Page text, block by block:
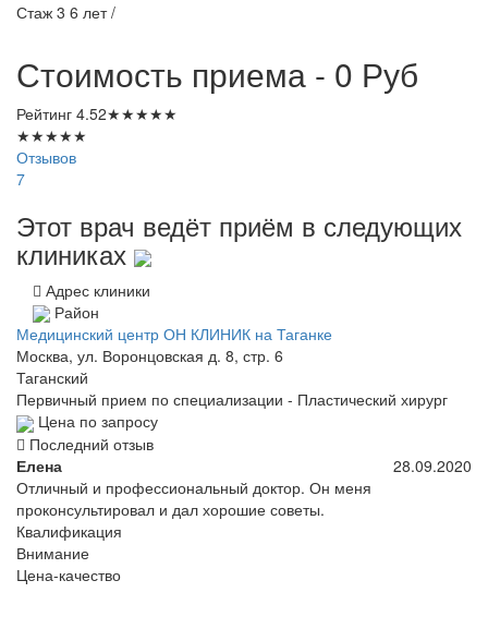
Стаж 3 6 лет /
Стоимость приема - 0 Руб
Рейтинг 4.52★★★★★
★★★★★
Отзывов
7
Этот врач ведёт приём в следующих
клиниках
Адрес клиники
Район
Медицинский центр ОН КЛИНИК на Таганке
Москва, ул. Воронцовская д. 8, стр. 6
Таганский
Первичный прием по специализации - Пластический хирург
Цена по запросу
Последний отзыв
Елена
28.09.2020
Отличный и профессиональный доктор. Он меня
проконсультировал и дал хорошие советы.
Квалификация
Внимание
Цена-качество